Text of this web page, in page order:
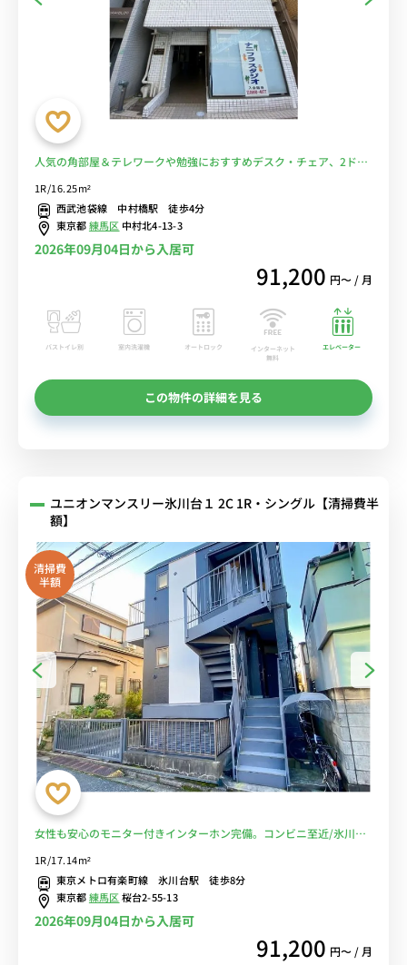
人気の角部屋＆テレワークや勉強におすすめデスク・チェア、2ドア
タル中！
1R/16.25m²
西武池袋線 中村橋駅 徒歩4分
東京都練馬区 中村北4-13-3
2026年09月04日から入居可
91,200 円〜 / 月
バストイレ別 室内洗濯機 オートロック
インターネット
無料
エレベーター
この物件の詳細を見る
ユニオンマンスリー氷川台１ 2C 1R・シングル【清掃費半
額】
清掃費
半額
女性も安心のモニター付きインターホン完備。コンビニ至近/氷川台
るWi-Fi格安レンタル中！
1R/17.14m²
東京メトロ有楽町線 氷川台駅 徒歩8分
東京都練馬区桜台2-55-13
2026年09月04日から入居可
91,200 円〜 / 月